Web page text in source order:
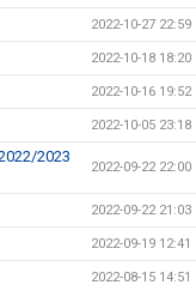
2022-10-27 22:59
2022-10-18 18:20
2022-10-16 19:52
2022-10-05 23:18
2023
2022-09-22 22:00
2022-09-22 21:03
2022-09-19 12:41
2022-08-15 14:51